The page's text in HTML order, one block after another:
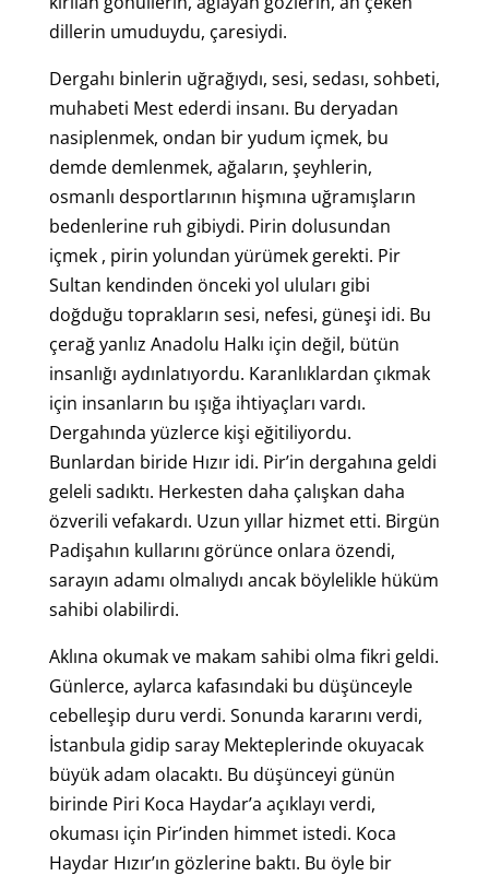
dillerin umuduydu, çaresiydi.
Dergahı binlerin uğrağıydı, sesi, sedası, sohbeti,
muhabeti Mest ederdi insanı. Bu deryadan
nasiplenmek, ondan bir yudum içmek, bu
demde demlenmek, ağaların, şeyhlerin,
osmanlı desportlarının hişmına uğramışların
bedenlerine ruh gibiydi. Pirin dolusundan
içmek , pirin yolundan yürümek gerekti. Pir
Sultan kendinden önceki yol uluları gibi
doğduğu toprakların sesi, nefesi, güneşi idi. Bu
çerağ yanlız Anadolu Halkı için değil, bütün
insanlığı aydınlatıyordu. Karanlıklardan çıkmak
için insanların bu ışığa ihtiyaçları vardı.
Dergahında yüzlerce kişi eğitiliyordu.
Bunlardan biride Hızır idi. Pir’in dergahına geldi
geleli sadıktı. Herkesten daha çalışkan daha
özverili vefakardı. Uzun yıllar hizmet etti. Birgün
Padişahın kullarını görünce onlara özendi,
sarayın adamı olmalıydı ancak böylelikle hüküm
sahibi olabilirdi.
Aklına okumak ve makam sahibi olma fikri geldi.
Günlerce, aylarca kafasındaki bu düşünceyle
cebelleşip duru verdi. Sonunda kararını verdi,
İstanbula gidip saray Mekteplerinde okuyacak
büyük adam olacaktı. Bu düşünceyi günün
birinde Piri Koca Haydar’a açıklayı verdi,
okuması için Pir’inden himmet istedi. Koca
Haydar Hızır’ın gözlerine baktı. Bu öyle bir